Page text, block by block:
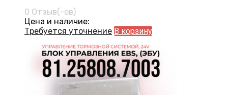
0 Отзыв(-ов)
Цена и наличие:
Требуется уточнение В корзину